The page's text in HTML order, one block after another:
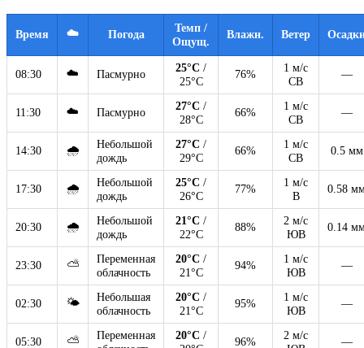
Время ☁️ Погода
Темп /
Ощущ.
Влажн. Ветер
08:30 ☁️ Пасмурно 25°C /
25°C
76%
1 м/с
СВ
—
11:30 ☁️ Пасмурно 27°C /
28°C
66%
1 м/с
СВ
—
14:30 🌧
Небольшой
дождь
27°C /
29°C
66%
1 м/с
СВ
0.5 мм
17:30 🌧
Небольшой
дождь
25°C /
26°C
77%
1 м/с
В
0.58
20:30 🌧
Небольшой
дождь
21°C /
22°C
88%
2 м/с
ЮВ
0.14
23:30 ⛅
Переменная
облачность
20°C /
21°C
94%
1 м/с
ЮВ
—
02:30 🌤
Небольшая
облачность
20°C /
21°C
95%
1 м/с
ЮВ
—
05:30 ⛅
Переменная
20°C /
96%
2 м/с
—